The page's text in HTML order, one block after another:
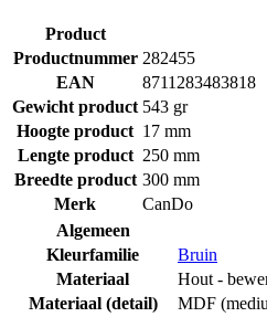
Product
Productnummer 282455
EAN
8711283483818
Gewicht product 543 gr
Hoogte product 17 mm
Lengte product 250 mm
Breedte product 300 mm
Merk
CanDo
Algemeen
Kleurfamilie
Bruin
Materiaal
Hout -
Materiaal (detail)
MDF